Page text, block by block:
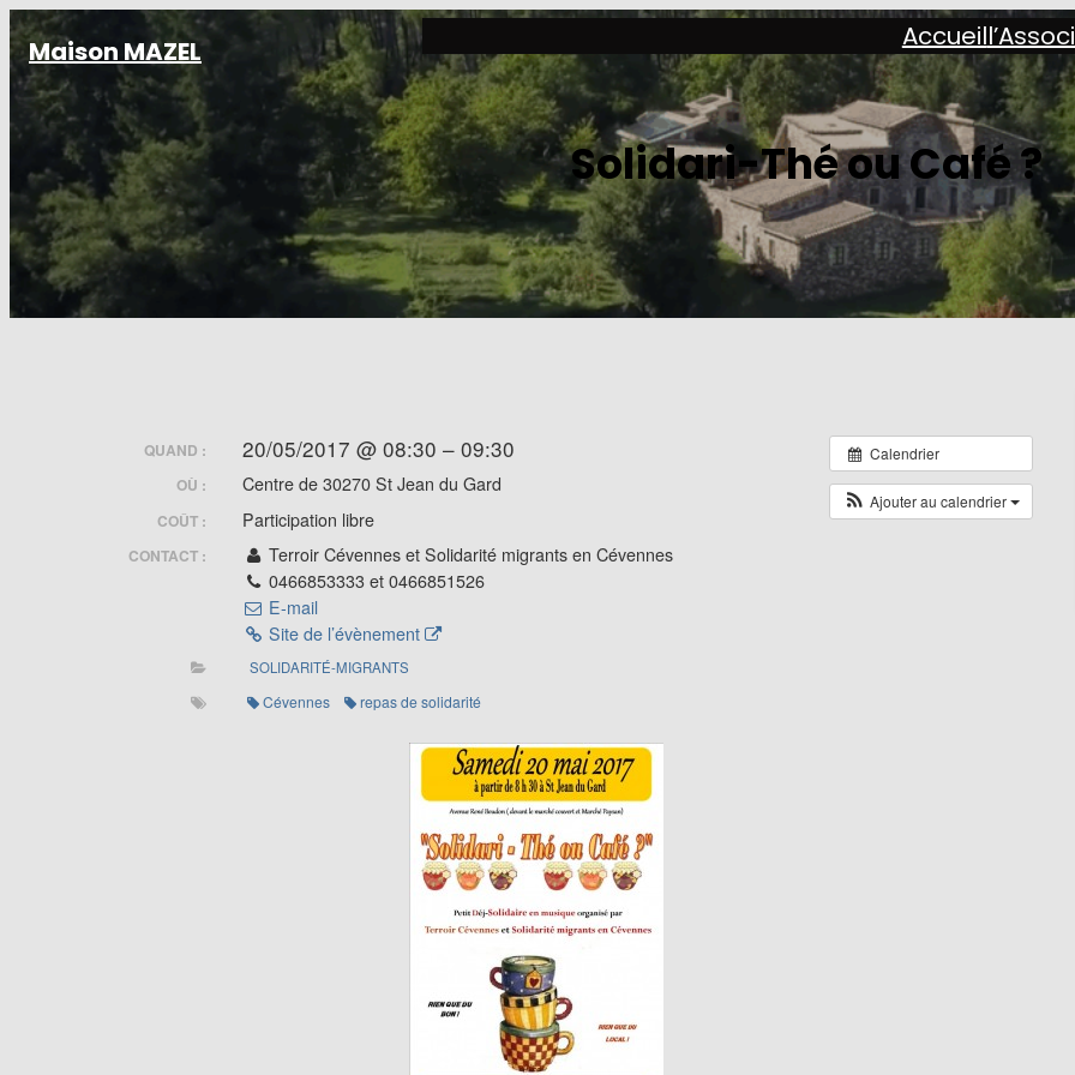
Aller
au
contenu
Maison MAZEL Accueil
Solidari-Thé ou Café ?
Calendrier
Ajouter au calendrier
QUAND : 20/05/2017 @ 08:30 – 09:30
OÙ : Centre de 30270 St Jean du Gard
COÛT : Participation libre
CONTACT :
Terroir Cévennes et Solidarité migrants en Cévennes
0466853333 et 0466851526
E-mail
Site de l’évènement
SOLIDARITÉ-MIGRANTS
Cévennes repas de solidarité